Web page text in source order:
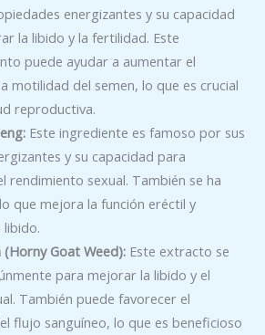
energizantes y su capacidad
la libido y la fertilidad. Este
puede ayudar a aumentar el
motilidad del semen, lo que es crucial
reproductiva.
Este ingrediente es famoso por sus
y su capacidad para
rendimiento sexual. También se ha
que mejora la función eréctil y
libido.
(Horny Goat Weed):Este extracto se
para mejorar la libido y el
También puede favorecer el
flujo sanguíneo, lo que es beneficioso